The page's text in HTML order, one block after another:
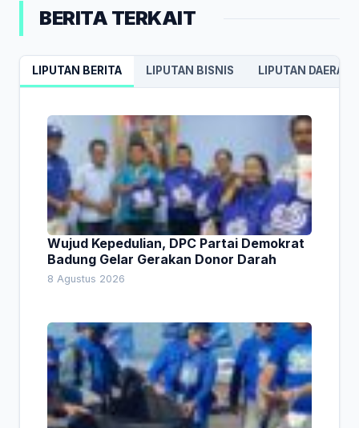
BERITA TERKAIT
LIPUTAN BERITA LIPUTAN BISNIS LIPUTAN DAERAH
Wujud Kepedulian, DPC Partai Demokrat
Badung Gelar Gerakan Donor Darah
8 Agustus 2026